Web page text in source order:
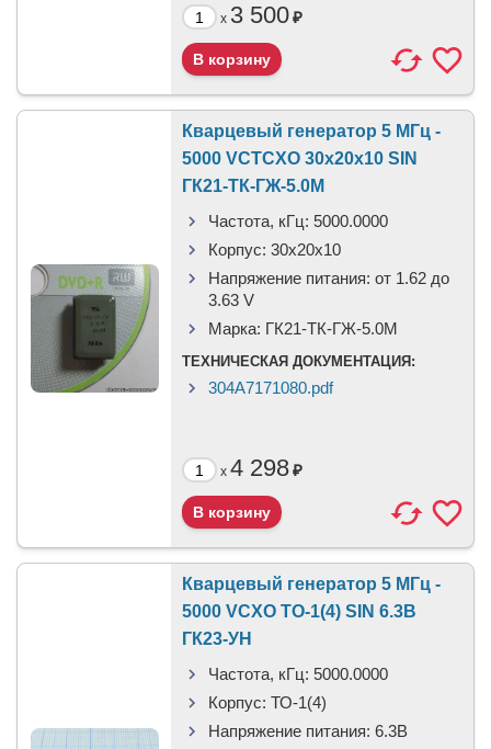
x 3 500₽
Кварцевый генератор 5 МГц -
5000 VCTCXO 30x20x10 SIN
ГК21-ТК-ГЖ-5.0М
Частота, кГц: 5000.0000
Корпус: 30x20x10
Напряжение питания: от 1.62 до
3.63 V
Марка: ГК21-ТК-ГЖ-5.0М
ТЕХНИЧЕСКАЯ ДОКУМЕНТАЦИЯ:
304A7171080.pdf
x 4 298₽
Кварцевый генератор 5 МГц -
5000 VCXO ТО-1(4) SIN 6.3В
ГК23-УН
Частота, кГц: 5000.0000
Корпус: ТО-1(4)
Напряжение питания: 6.3В